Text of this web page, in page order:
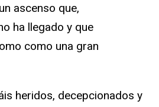
ascenso que,
ha llegado y que
como una gran
heridos, decepcionados y